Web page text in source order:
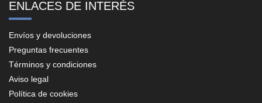
ENLACES DE INTERÉS
Envíos y devoluciones
Preguntas frecuentes
Términos y condiciones
Aviso legal
Política de cookies